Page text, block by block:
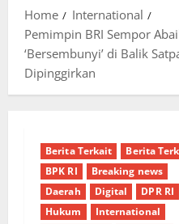
Home
International
Pemimpin BRI Sempor
‘Bersembunyi’ di Balik
Dipinggirkan
Berita Terkait
Berita
BPK RI
Breaking news
Daerah
Digital
DPR RI
Hukum
International